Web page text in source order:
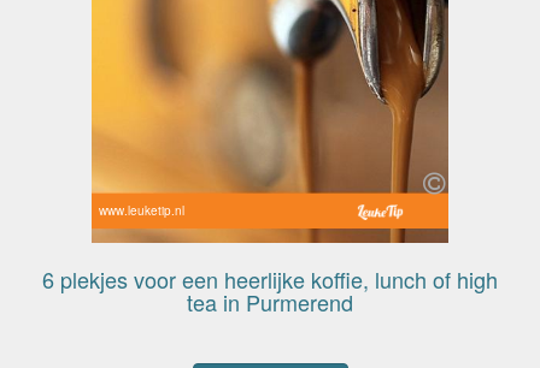
www.leuketip.nl
6 plekjes voor een heerlijke koffie, lunch of high
tea in Purmerend